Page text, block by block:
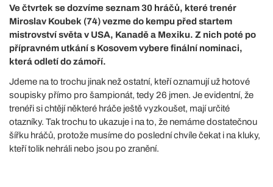
Ve čtvrtek se dozvíme seznam 30 hráčů, které trenér
Miroslav Koubek (74) vezme do kempu před startem
mistrovství světa v USA, Kanadě a Mexiku. Z nich poté po
přípravném utkání s Kosovem vybere finální nominaci,
která odletí do zámoří.
Jdeme na to trochu jinak než ostatní, kteří oznamují už hotové
soupisky přímo pro šampionát, tedy 26 jmen. Je evidentní, že
trenéři si chtějí některé hráče ještě vyzkoušet, mají určité
otazníky. Tak trochu to ukazuje i na to, že nemáme dostatečnou
šířku hráčů, protože musíme do poslední chvíle čekat i na kluky,
kteří tolik nehráli nebo jsou po zranění.